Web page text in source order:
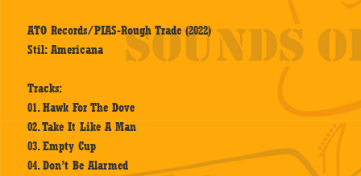
ATO Records/PIAS-Rough Trade (2022)
Stil: Americana
Tracks:
01. Hawk For The Dove
02. Take It Like A Man
03. Empty Cup
04. Don’t Be Alarmed